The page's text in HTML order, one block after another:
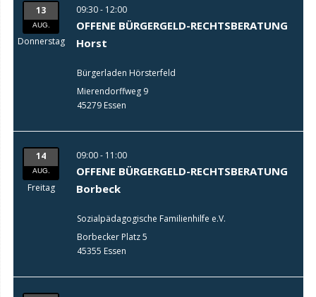
13
AUG.
Donnerstag
09:30 - 12:00
OFFENE BÜRGERGELD-RECHTSBERATUNG
Horst
Bürgerladen Hörsterfeld
Mierendorffweg 9
45279 Essen
14
AUG.
Freitag
09:00 - 11:00
OFFENE BÜRGERGELD-RECHTSBERATUNG
Borbeck
Sozialpädagogische Familienhilfe e.V.
Borbecker Platz 5
45355 Essen